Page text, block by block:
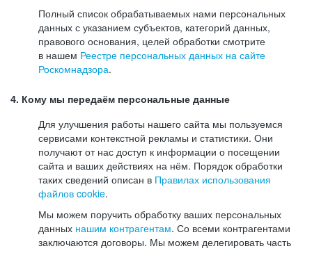
Полный список обрабатываемых нами персональных
данных с указанием субъектов, категорий данных,
правового основания, целей обработки смотрите
в нашем Реестре персональных данных на сайте
Роскомнадзора.
4. Кому мы передаём персональные данные
Для улучшения работы нашего сайта мы пользуемся
сервисами контекстной рекламы и статистики. Они
получают от нас доступ к информации о посещении
сайта и ваших действиях на нём. Порядок обработки
таких сведений описан в Правилах использования
файлов cookie.
Мы можем поручить обработку ваших персональных
данных нашим контрагентам. Со всеми контрагентами
заключаются договоры. Мы можем делегировать часть